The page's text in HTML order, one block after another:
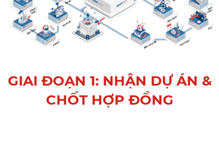
GIAI ĐOẠN 1: NHẬN DỰ ÁN &
CHỐT HỢP ĐỒNG